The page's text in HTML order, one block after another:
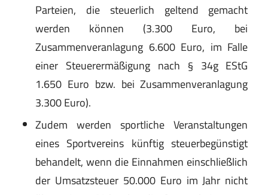
Parteien, die steuerlich geltend gemacht
werden können (3.300 Euro, bei
Zusammenveranlagung 6.600 Euro, im Falle
einer Steuerermäßigung nach § 34g EStG
1.650 Euro bzw. bei Zusammenveranlagung
3.300 Euro).
Zudem werden sportliche Veranstaltungen
eines Sportvereins künftig steuerbegünstigt
behandelt, wenn die Einnahmen einschließlich
der Umsatzsteuer 50.000 Euro im Jahr nicht